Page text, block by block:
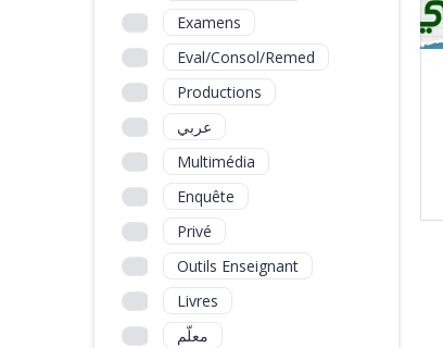
Examens
Eval/Consol/Remed
Productions
عربي
Multimédia
Enquête
Privé
Outils Enseignant
Livres
معلّم